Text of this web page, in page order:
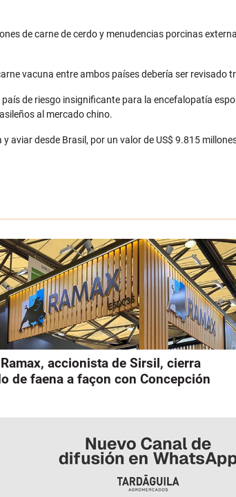
de carne de cerdo y menudencias porcinas
vacuna entre ambos países debería ser revisado
de riesgo insignificante para la encefalopatía
al mercado chino.
aviar desde Brasil, por un valor de US$ 9.815
accionista de Sirsil, cierra
de faena a façon con Concepción